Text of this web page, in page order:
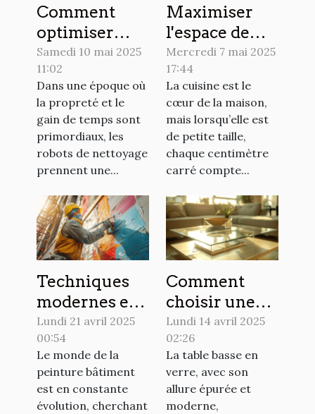
Comment
optimiser
l'utilisation
de votre robot
de nettoyage
pour une
maison plus
propre
Samedi 10 mai 2025
11:02
Dans une époque où
la propreté et le
gain de temps sont
primordiaux, les
robots de nettoyage
prennent une...
Maximiser
l'espace de
rangement
dans une
petite cuisine
astuces et
solutions
pratiques
Mercredi 7 mai 2025
17:44
La cuisine est le
cœur de la maison,
mais lorsqu’elle est
de petite taille,
chaque centimètre
carré compte...
Techniques
modernes et
durables pour
la peinture en
bâtiment
Lundi 21 avril 2025
00:54
Le monde de la
peinture bâtiment
est en constante
évolution, cherchant
Comment
choisir une
table basse en
verre pour
moderniser
votre salon
Lundi 14 avril 2025
02:26
La table basse en
verre, avec son
allure épurée et
moderne,